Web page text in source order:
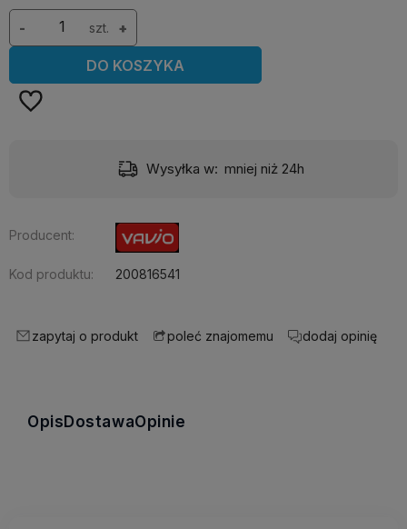
szt. +
-
DO KOSZYKA
Wysyłka w: mniej niż 24h
Producent:
Kod produktu: 200816541
zapytaj o produkt poleć znajomemu dodaj opinię
OpisDostawaOpinie